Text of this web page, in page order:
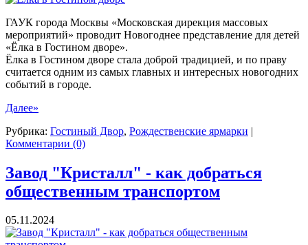
ГАУК города Москвы «Московская дирекция массовых
мероприятий» проводит Новогоднее представление для детей
«Ёлка в Гостином дворе».
Ёлка в Гостином дворе стала доброй традицией, и по праву
считается одним из самых главных и интересных новогодних
событий в городе.
Далее»
Рубрика: Гостиный Двор, Рождественские ярмарки |
Комментарии (0)
Завод "Кристалл" - как добраться
общественным транспортом
05.11.2024